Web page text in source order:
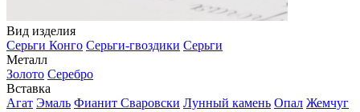
Вид изделия
Серьги Конго Серьги-гвоздики Серьги
Металл
Золото Серебро
Вставка
Агат Эмаль Фианит Сваровски Лунный камень Опал Жемчуг